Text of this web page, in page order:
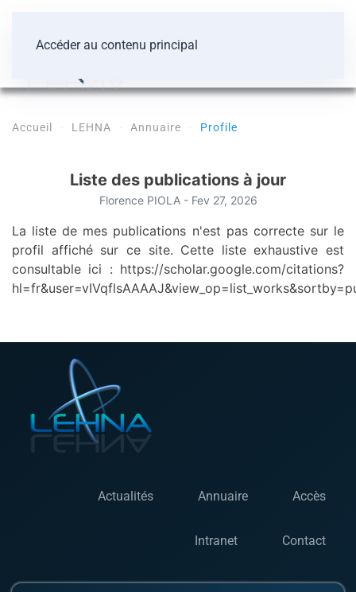
Accéder au contenu principal
Accueil LEHNA Annuaire Profile
Liste des publications à jour
Florence PIOLA - Fev 27, 2026
La liste de mes publications n'est pas correcte sur le
profil affiché sur ce site. Cette liste exhaustive est
consultable ici : https://scholar.google.com/citations?
Actualités Annuaire Accès
Intranet Contact